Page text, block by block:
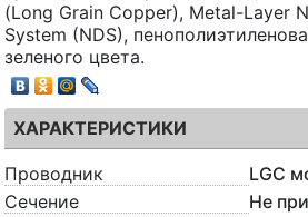
(Long Grain Copper), Metal-Layer
System (NDS),
зеленого цвета.
ХАРАКТЕРИСТИКИ
Проводник
LGC
Сечение
Не